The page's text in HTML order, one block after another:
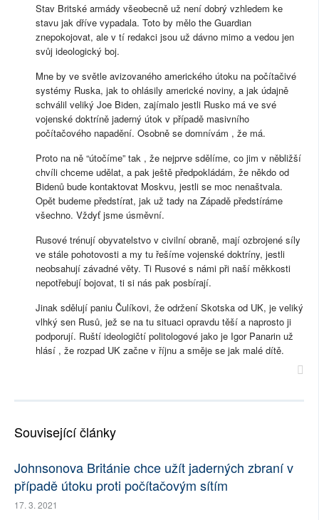
Stav Britské armády všeobecně už není dobrý vzhledem ke
stavu jak dříve vypadala. Toto by mělo the Guardian
znepokojovat, ale v tí redakci jsou už dávno mimo a vedou jen
svůj ideologický boj.
Mne by ve světle avizovaného amerického útoku na počítačivé
systémy Ruska, jak to ohlásily americké noviny, a jak údajně
schválil veliký Joe Biden, zajímalo jestli Rusko má ve své
vojenské doktríně jaderný útok v případě masivního
počítačového napadění. Osobně se domnívám , že má.
Proto na ně “útočíme” tak , že nejprve sdělíme, co jim v něbližší
chvíli chceme udělat, a pak ještě předpokládám, že někdo od
Bidenů bude kontaktovat Moskvu, jestli se moc nenaštvala.
Opět budeme předstírat, jak už tady na Západě předstíráme
všechno. Vždyť jsme úsměvní.
Rusové trénují obyvatelstvo v civilní obraně, mají ozbrojené síly
ve stále pohotovosti a my tu řešíme vojenské doktríny, jestli
neobsahují závadné věty. Ti Rusové s námi při naší měkkosti
nepotřebují bojovat, ti si nás pak posbírají.
Jinak sdělují paniu Čulíkovi, že održení Skotska od UK, je veliký
vlhký sen Rusů, jež se na tu situaci opravdu těší a naprosto ji
podporují. Ruští ideologičtí politologové jako je Igor Panarin už
hlásí , že rozpad UK začne v říjnu a směje se jak malé dítě.
Související články
Johnsonova Británie chce užít jaderných zbraní v
případě útoku proti počítačovým sítím
17. 3. 2021